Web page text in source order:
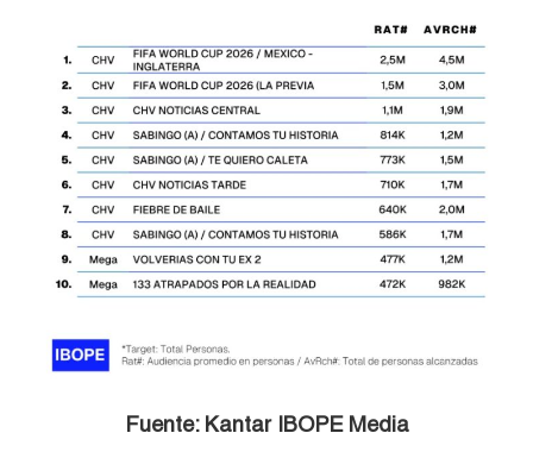
Fuente: Kantar IBOPE Media